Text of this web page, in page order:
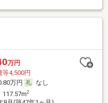
万円
等4,500円
万円
なし
2